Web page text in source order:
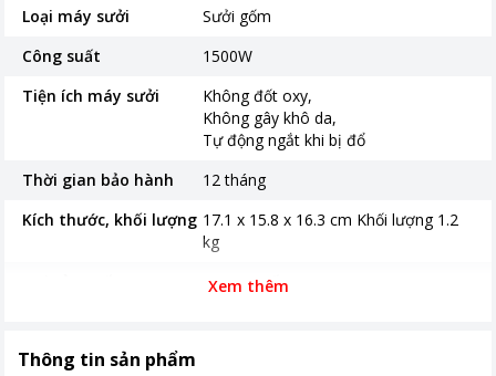
Loại máy sưởi
Sưởi gốm
Công suất
1500W
Tiện ích máy sưởi
Không đốt oxy
Không gây khô da
Tự động ngắt khi bị đổ
Thời gian bảo hành
12 tháng
Kích thước, khối lượng 17.1 x 15.8 x 16.3 cm Khối lượng 1.2
kg
Trung Quốc
Tính năng khác
Xem thêm
Thông tin sản phẩm